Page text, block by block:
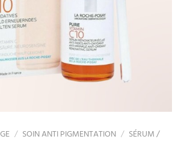
/ SOIN ANTI PIGMENTATION / SÉRUM /